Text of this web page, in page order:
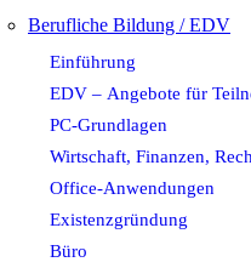
Berufliche Bildung / EDV
Einführung
EDV – Angebote für
PC-Grundlagen
Wirtschaft, Finanzen,
Office-Anwendungen
Existenzgründung
Büro